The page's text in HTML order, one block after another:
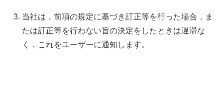
当社は，前項の規定に基づき訂正等を行った場合，ま
たは訂正等を行わない旨の決定をしたときは遅滞な
く，これをユーザーに通知します。